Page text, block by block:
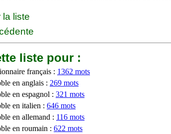
la liste
liste pour :
français : 1362 mots
en anglais : 269 mots
en espagnol : 321 mots
en italien : 646 mots
en allemand : 116 mots
en roumain : 622 mots